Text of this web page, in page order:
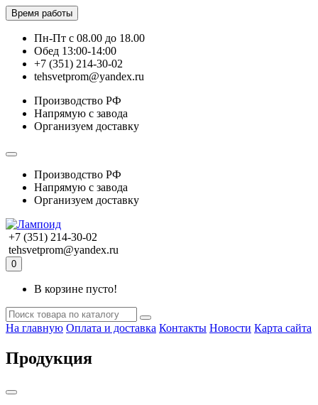
Время работы
Пн-Пт с 08.00 до 18.00
Обед 13:00-14:00
+7 (351) 214-30-02
tehsvetprom@yandex.ru
Производство РФ
Напрямую с завода
Организуем доставку
Производство РФ
Напрямую с завода
Организуем доставку
+7 (351) 214-30-02
tehsvetprom@yandex.ru
0
В корзине пусто!
На главную Оплата и доставка Контакты Новости Карта сайта
Продукция